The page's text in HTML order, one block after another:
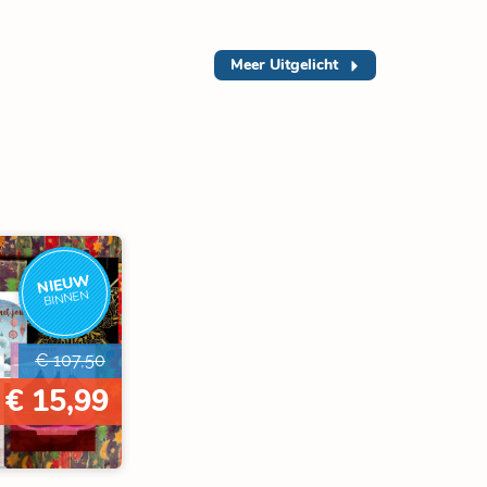
Meer Uitgelicht
NIEUW
BINNEN
€ 107,50
€ 15,99